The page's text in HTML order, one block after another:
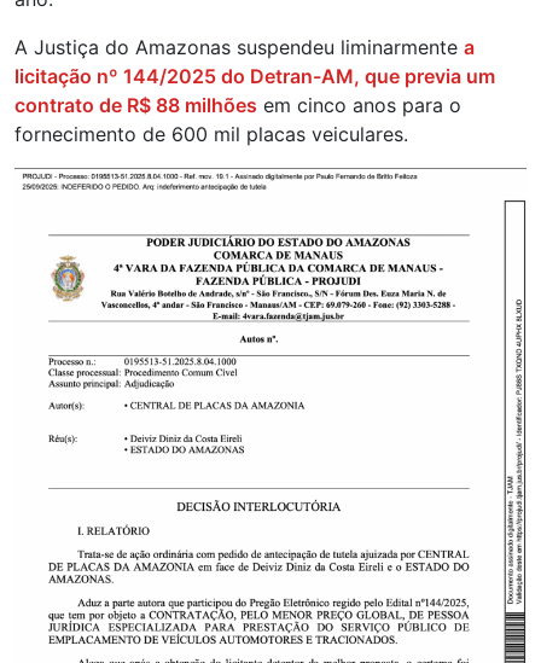
A Justiça do Amazonas suspendeu liminarmente a
licitação nº 144/2025 do Detran-AM, que previa um
contrato de R$ 88 milhões em cinco anos para o
fornecimento de 600 mil placas veiculares.